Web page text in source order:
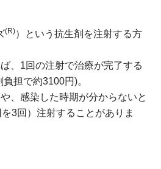
(R)）という抗生剤を注射する方
、1回の注射で治療が完了する
担で約3100円)。
、感染した時期が分からないと
3回）注射することがありま